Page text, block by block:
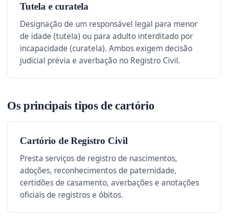
Tutela e curatela
Designação de um responsável legal para menor
de idade (tutela) ou para adulto interditado por
incapacidade (curatela). Ambos exigem decisão
judicial prévia e averbação no Registro Civil.
Os principais tipos de cartório
Cartório de Registro Civil
Presta serviços de registro de nascimentos,
adoções, reconhecimentos de paternidade,
certidões de casamento, averbações e anotações
oficiais de registros e óbitos.